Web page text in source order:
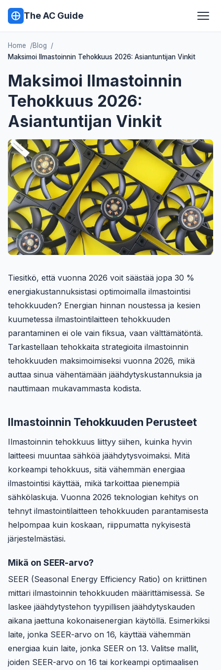
The AC Guide
Home
Blog
Maksimoi Ilmastoinnin Tehokkuus 2026: Asiantuntijan Vinkit
Maksimoi Ilmastoinnin
Tehokkuus 2026:
Asiantuntijan Vinkit
Tiesitkö, että vuonna 2026 voit säästää jopa 30 %
energiakustannuksistasi optimoimalla ilmastointisi
tehokkuuden? Energian hinnan noustessa ja kesien
kuumetessa ilmastointilaitteen tehokkuuden
parantaminen ei ole vain fiksua, vaan välttämätöntä.
Tarkastellaan tehokkaita strategioita ilmastoinnin
tehokkuuden maksimoimiseksi vuonna 2026, mikä
auttaa sinua vähentämään jäähdytyskustannuksia ja
nauttimaan mukavammasta kodista.
Ilmastoinnin Tehokkuuden Perusteet
Ilmastoinnin tehokkuus liittyy siihen, kuinka hyvin
laitteesi muuntaa sähköä jäähdytysvoimaksi. Mitä
korkeampi tehokkuus, sitä vähemmän energiaa
ilmastointisi käyttää, mikä tarkoittaa pienempiä
sähkölaskuja. Vuonna 2026 teknologian kehitys on
tehnyt ilmastointilaitteen tehokkuuden parantamisesta
helpompaa kuin koskaan, riippumatta nykyisestä
järjestelmästäsi.
Mikä on SEER-arvo?
SEER (Seasonal Energy Efficiency Ratio) on kriittinen
mittari ilmastoinnin tehokkuuden määrittämisessä. Se
laskee jäähdytystehon tyypillisen jäähdytyskauden
aikana jaettuna kokonaisenergian käytöllä. Esimerkiksi
laite, jonka SEER-arvo on 16, käyttää vähemmän
energiaa kuin laite, jonka SEER on 13. Valitse mallit,
joiden SEER-arvo on 16 tai korkeampi optimaalisen